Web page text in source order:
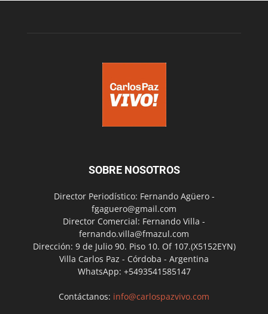
SOBRE NOSOTROS
Director Periodístico: Fernando Agüero -
fgaguero@gmail.com
Director Comercial: Fernando Villa -
fernando.villa@fmazul.com
Dirección: 9 de Julio 90. Piso 10. Of 107.(X5152EYN)
Villa Carlos Paz - Córdoba - Argentina
WhatsApp: +5493541585147
Contáctanos: info@carlospazvivo.com